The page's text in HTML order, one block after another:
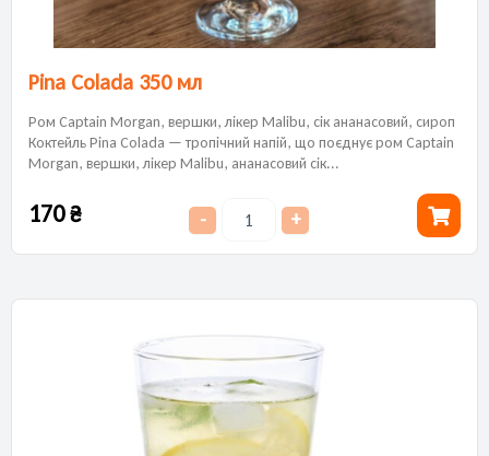
Pina Colada 350 мл
Ром Captain Morgan, вершки, лікер Malibu, сік ананасовий, сироп
Коктейль Pina Colada — тропічний напій, що поєднує ром Captain
Morgan, вершки, лікер Malibu, ананасовий сік...
170₴ - +